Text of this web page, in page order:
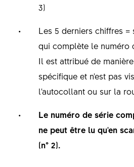
3)
Les 5 derniers chiffres =
qui complète le numéro
Il est attribué de
spécifique et n'est pas
l'autocollant ou sur la
Le numéro de série
ne peut être lu qu'en
(n° 2).